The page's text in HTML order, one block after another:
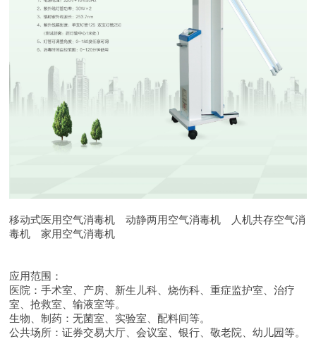
移动式医用空气消毒机 动静两用空气消毒机 人机共存空气消
毒机 家用空气消毒机
应用范围：
医院：手术室、产房、新生儿科、烧伤科、重症监护室、治疗
室、抢救室、输液室等。
生物、制药：无菌室、实验室、配料间等。
公共场所：证券交易大厅、会议室、银行、敬老院、幼儿园等。